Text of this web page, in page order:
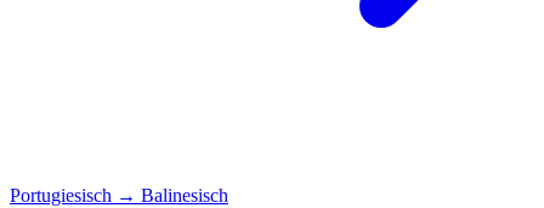
Portugiesisch → Balinesisch